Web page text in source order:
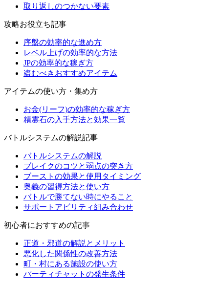
取り返しのつかない要素
攻略お役立ち記事
序盤の効率的な進め方
レベル上げの効率的な方法
JPの効率的な稼ぎ方
盗むべきおすすめアイテム
アイテムの使い方・集め方
お金(リーフ)の効率的な稼ぎ方
精霊石の入手方法と効果一覧
バトルシステムの解説記事
バトルシステムの解説
ブレイクのコツと弱点の突き方
ブーストの効果と使用タイミング
奥義の習得方法と使い方
バトルで勝てない時にやること
サポートアビリティ組み合わせ
初心者におすすめの記事
正道・邪道の解説とメリット
悪化した関係性の改善方法
町・村にある施設の使い方
パーティチャットの発生条件